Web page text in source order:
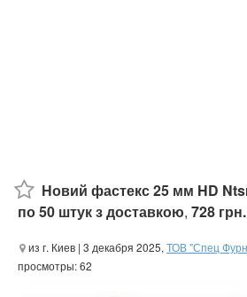
Новий фастекс 25 мм HD
по 50 штук з доставкою, 728 грн.
из г. Киев | 3 декабря 2025, ТОВ "Спец
просмотры: 62